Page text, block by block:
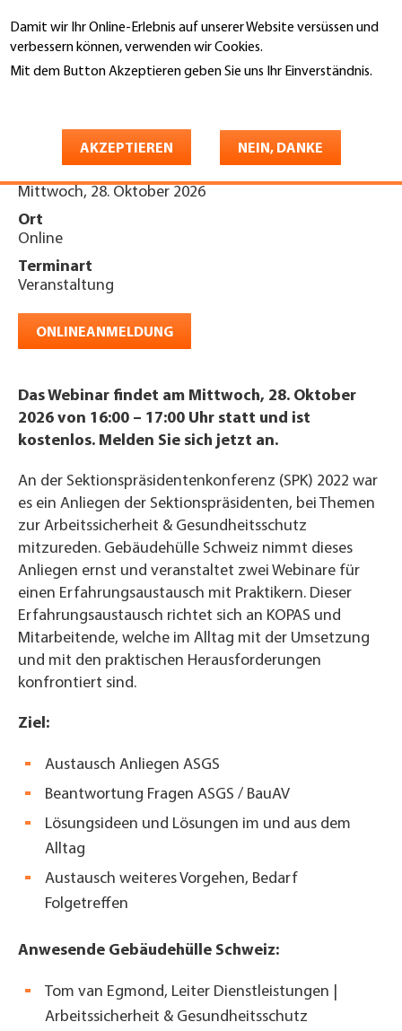
Damit wir Ihr Online-Erlebnis auf unserer Website versüssen und
verbessern können, verwenden wir Cookies.
Mit dem Button Akzeptieren geben Sie uns Ihr Einverständnis.
AKZEPTIEREN NEIN, DANKE
zum
Inhalt
Webinar «ERFA ASGS» 2026
Mittwoch, 28. Oktober 2026
Ort
Online
Terminart
Veranstaltung
ONLINEANMELDUNG
Das Webinar findet am Mittwoch, 28. Oktober
2026 von 16:00 – 17:00 Uhr statt und ist
kostenlos. Melden Sie sich jetzt an.
An der Sektionspräsidentenkonferenz (SPK) 2022 war
es ein Anliegen der Sektionspräsidenten, bei Themen
zur Arbeitssicherheit & Gesundheitsschutz
mitzureden. Gebäudehülle Schweiz nimmt dieses
Anliegen ernst und veranstaltet zwei Webinare für
einen Erfahrungsaustausch mit Praktikern. Dieser
Erfahrungsaustausch richtet sich an KOPAS und
Mitarbeitende, welche im Alltag mit der Umsetzung
und mit den praktischen Herausforderungen
konfrontiert sind.
Ziel:
Austausch Anliegen ASGS
Beantwortung Fragen ASGS / BauAV
Lösungsideen und Lösungen im und aus dem
Alltag
Austausch weiteres Vorgehen, Bedarf
Folgetreffen
Anwesende Gebäudehülle Schweiz:
Tom van Egmond, Leiter Dienstleistungen |
Arbeitssicherheit & Gesundheitsschutz